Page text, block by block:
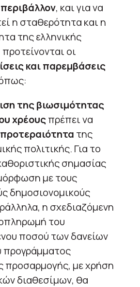
, και για να
η σταθερότητα και η
της ελληνικής
οι
και παρεμβάσεις
της βιωσιμότητας
χρέουςπρέπει να
προτεραιότητα της
πολιτικής. Για το
σημασίας
με τους
δημοσιονομικούς
η σχεδιαζόμενη
του
ποσού των δανείων
προσαρμογής, με χρήση
διαθεσίμων, θα